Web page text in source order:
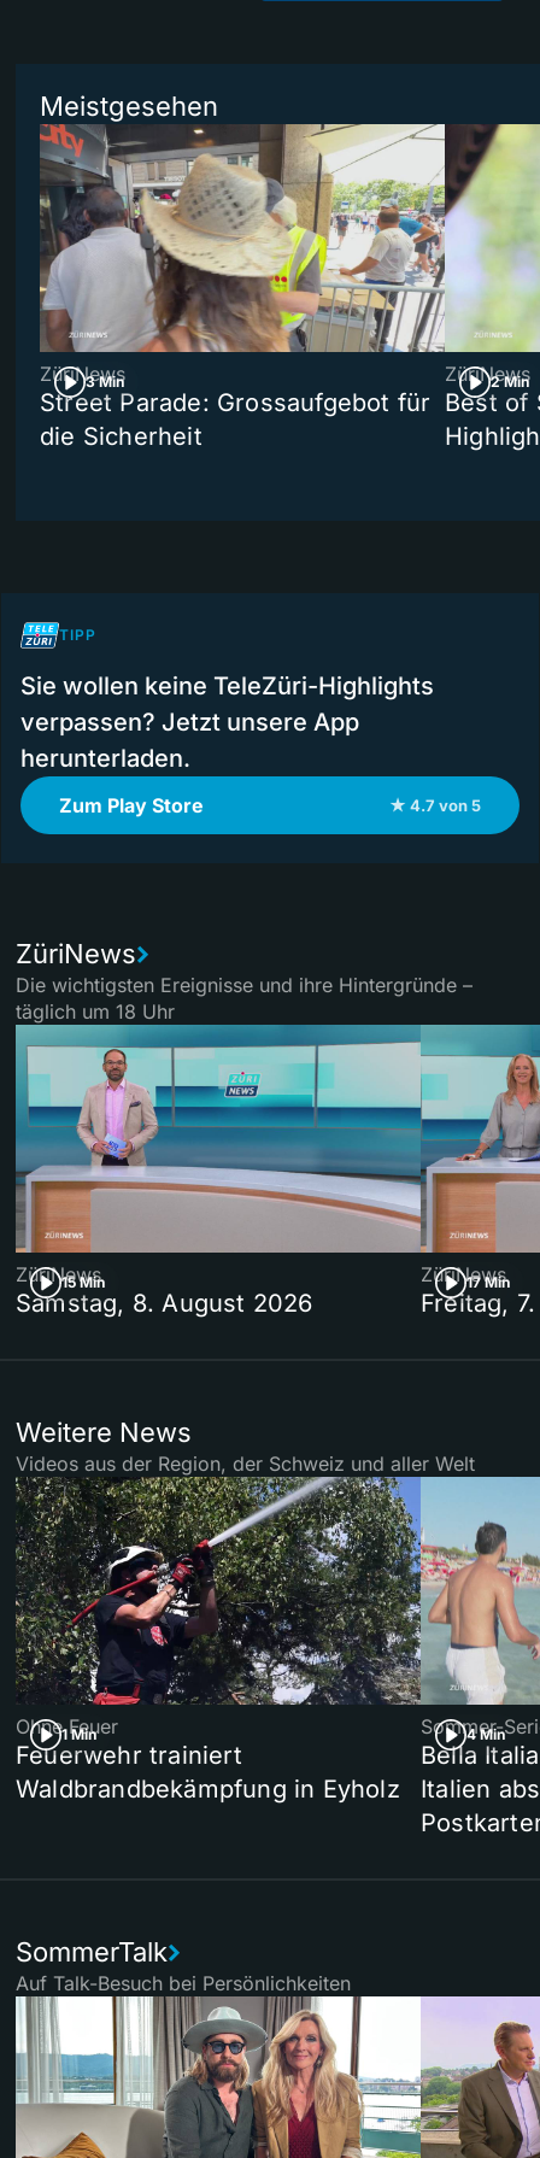
Meistgesehen
3 Min
ZüriNews
Street Parade: Grossaufgebot für
die Sicherheit
2 Min
ZüriNews
Best of
TIPP
Sie wollen keine TeleZüri-Highlights
verpassen? Jetzt unsere App
herunterladen.
Zum Play Store ★ 4.7 von 5
ZüriNews
Die wichtigsten Ereignisse und ihre Hintergründe –
täglich um 18 Uhr
15 Min
ZüriNews
Samstag, 8. August 2026
17 Min
ZüriNews
Freitag,
Weitere News
Videos aus der Region, der Schweiz und aller Welt
1 Min
Ohne Feuer
Feuerwehr trainiert
Waldbrandbekämpfung in Eyholz
4 Min
Sommer-
Bella
Italien
SommerTalk
Auf Talk-Besuch bei Persönlichkeiten